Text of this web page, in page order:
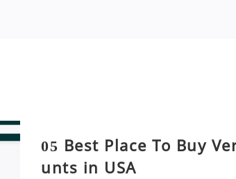
05 Best Place To Buy
unts in USA